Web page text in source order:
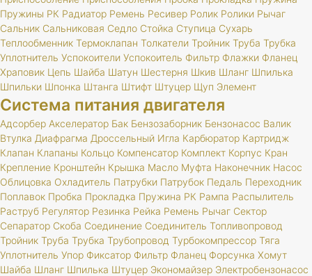
Пружины РК Радиатор Ремень Ресивер Ролик Ролики Рычаг
Сальник Сальниковая Седло Стойка Ступица Сухарь
Теплообменник Термоклапан Толкатели Тройник Труба Трубка
Уплотнитель Успокоители Успокоитель Фильтр Флажки Фланец
Храповик Цепь Шайба Шатун Шестерня Шкив Шланг Шпилька
Шпильки Шпонка Штанга Штифт Штуцер Щуп Элемент
Система питания двигателя
Адсорбер Акселератор Бак Бензозаборник Бензонасос Валик
Втулка Диафрагма Дроссельный Игла Карбюратор Картридж
Клапан Клапаны Кольцо Компенсатор Комплект Корпус Кран
Крепление Кронштейн Крышка Масло Муфта Наконечник Насос
Облицовка Охладитель Патрубки Патрубок Педаль Переходник
Поплавок Пробка Прокладка Пружина РК Рампа Распылитель
Раструб Регулятор Резинка Рейка Ремень Рычаг Сектор
Сепаратор Скоба Соединение Соединитель Топливопровод
Тройник Труба Трубка Трубопровод Турбокомпрессор Тяга
Уплотнитель Упор Фиксатор Фильтр Фланец Форсунка Хомут
Шайба Шланг Шпилька Штуцер Экономайзер Электробензонасос